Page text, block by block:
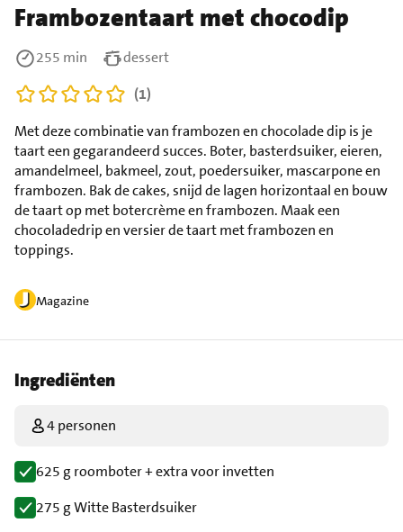
Frambozentaart met chocodip
Magazine
Met deze combinatie van frambozen en chocolade dip is je
taart een gegarandeerd succes. Boter, basterdsuiker, eieren,
amandelmeel, bakmeel, zout, poedersuiker, mascarpone en
frambozen. Bak de cakes, snijd de lagen horizontaal en bouw
de taart op met botercrème en frambozen. Maak een
chocoladedrip en versier de taart met frambozen en
toppings.
255 min
dessert
(1)
Ingrediënten
4 personen
625 g roomboter + extra voor invetten
275 g Witte Basterdsuiker